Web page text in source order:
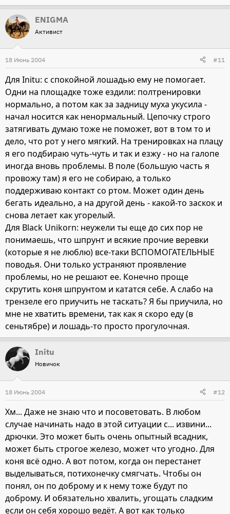
ENIGMA
Активист
18 Июнь 2004 #11
Для Initu: с спокойной лошадью ему не помогает.
Одни на площадке тоже ездили: полтренировки
нормально, а потом как за задницу муха укусила -
начал носится как ненормальный. Цепочку строго
затягивать думаю тоже не поможет, вот в том то и
дело, что рот у него мягкий. На тренировках на плацу
я его подбираю чуть-чуть и так и езжу - но на галопе
иногда вновь проблемы. В поле (большую часть я
провожу там) я его не собираю, а только
поддерживаю контакт со ртом. Может один день
бегать идеально, а на другой день - какой-то заскок и
снова летает как угорелый.
Для Black Unikorn: неужели ты еще до сих пор не
понимаешь, что шпрунт и всякие прочие веревки
(которые я не люблю) все-таки ВСПОМОГАТЕЛЬНЫЕ
поводья. Они только устраняют проявление
проблемы, но не решают ее. Конечно проще
скрутить коня шпрунтом и кататся себе. А слабо на
трензеле его приучить не таскать? Я бы приучила, но
мне не хватить времени, так как я скоро еду (в
сеньтябре) и лошадь-то просто прогулочная.
Initu
Новичок
18 Июнь 2004 #12
Хм... Даже не знаю что и посоветовать. В любом
случае начинать надо в этой ситуации с... извини...
дрючки. Это может быть очень опытный всадник,
может быть строгое железо, может что угодно. Для
коня всё одно. А вот потом, когда он перестанет
выделываться, потихонечку смягчать. Чтобы он
понял, он по доброму и к нему тоже будут по
доброму. И обязательно хвалить, угощать сладким
если он себя хорошо ведёт. А вот как только